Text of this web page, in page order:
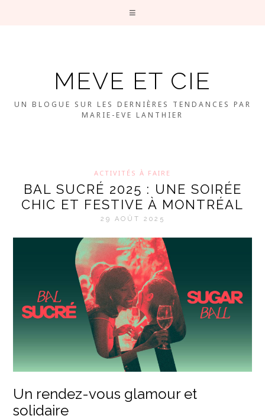
MEVE ET CIE
UN BLOGUE SUR LES DERNIÈRES TENDANCES PAR
MARIE-EVE LANTHIER
ACTIVITÉS À FAIRE
BAL SUCRÉ 2025 : UNE SOIRÉE
CHIC ET FESTIVE À MONTRÉAL
29 AOÛT 2025
Un rendez-vous glamour et
solidaire